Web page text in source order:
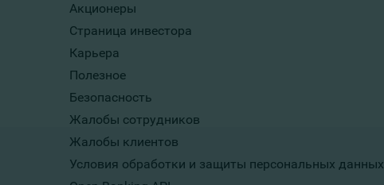
Акционеры
Страница инвестора
Карьера
Полезное
Безопасность
Жалобы сотрудников
Жалобы клиентов
Условия обработки и защиты персональных данных